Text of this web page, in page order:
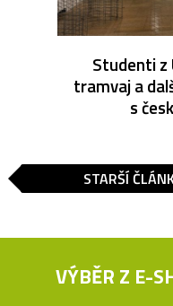
Studenti z
tramvaj a
s
STARŠÍ
VÝBĚR Z E-